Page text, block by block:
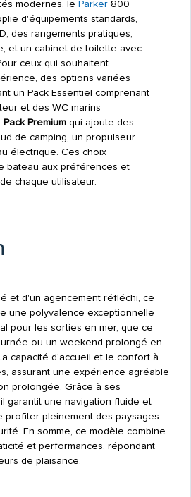
modernes, le Parker800
d'équipements standards,
des rangements pratiques,
et un cabinet de toilette avec
ceux qui souhaitent
des options variées
un Pack Essentiel comprenant
et des WC marins
Pack Premiumqui ajoute des
de camping, un propulseur
électrique. Ces choix
bateau aux préférences et
chaque utilisateur.
et d'un agencement réfléchi, ce
une polyvalence exceptionnelle
pour les sorties en mer, que ce
ou un weekend prolongé en
capacité d'accueil et le confort à
assurant une expérience agréable
prolongée. Grâce à ses
garantit une navigation fluide et
profiter pleinement des paysages
En somme, ce modèle combine
et performances, répondant
de plaisance.